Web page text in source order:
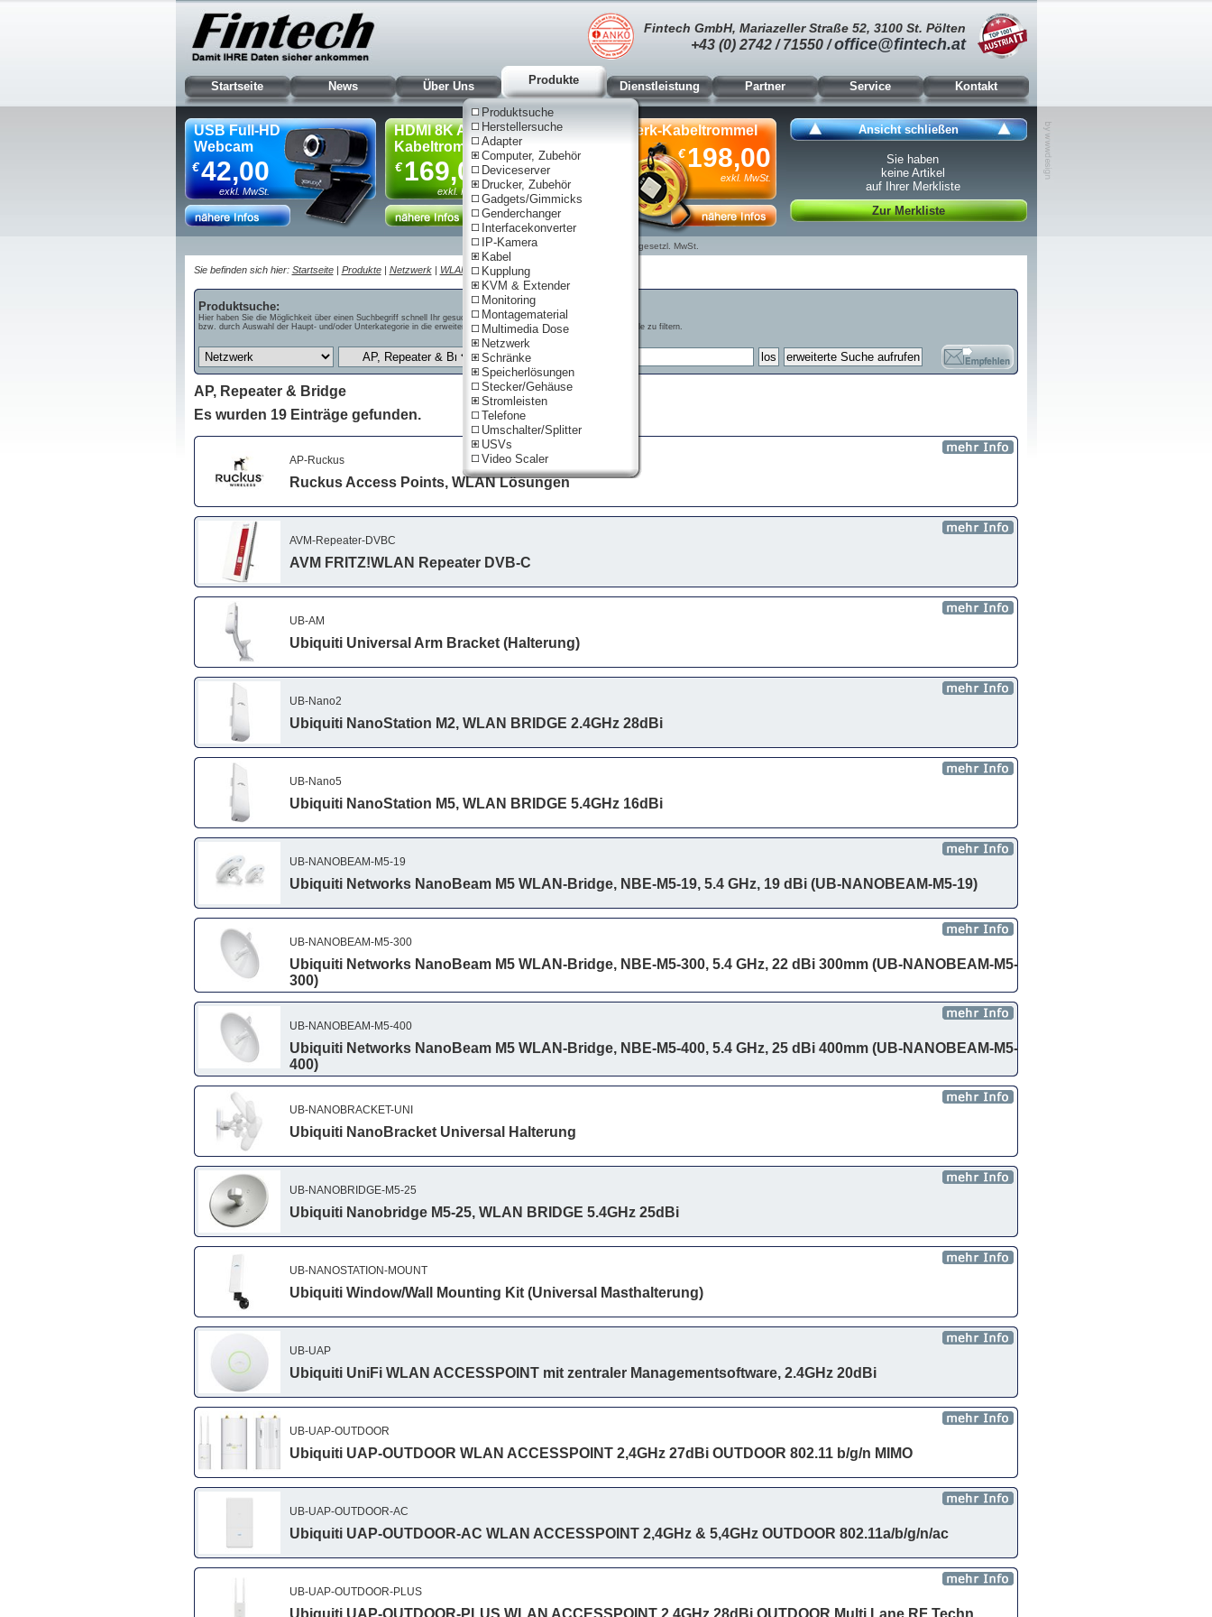
Fintech GmbH, Mariazeller Straße 52, 3100 St. Pölten
+43 (0) 2742 / 71550 /office@fintech.at
Startseite News Über Uns Produkte
Produktsuche
Herstellersuche
Adapter
Computer, Zubehör
Deviceserver
Drucker, Zubehör
Gadgets/Gimmicks
Genderchanger
Interfacekonverter
IP-Kamera
Kabel
Kupplung
KVM & Extender
Monitoring
Montagematerial
Multimedia Dose
Netzwerk
Schränke
Speicherlösungen
Stecker/Gehäuse
Stromleisten
Telefone
Umschalter/Splitter
USVs
Video Scaler
Dienstleistung Partner Service Kontakt
USB Full-HD
Webcam
42,00
€
exkl. MwSt.
HDMI 8K AOC
Kabeltrommel, 90m
169,00
€
exkl. MwSt.
Netzwerk-Kabeltrommel
198,00
€
exkl. MwSt.
Ansicht schließen
Sie haben
keine Artikel
auf Ihrer Merkliste
Zur Merkliste
Nur für Gewerbe. Preise zzgl. gesetzl. MwSt.
Sie befinden sich hier: Startseite| Produkte| Netzwerk| WLAN | AP, Repeater & Bridge
Produktsuche:
Hier haben Sie die Möglichkeit über einen Suchbegriff schnell Ihr gesuchtes Produkt zu finden
bzw. durch Auswahl der Haupt- und/oder Unterkategorie in die erweiterte Suche zu gelangen, um bestimmte Merkmale zu filtern.
AP, Repeater & Bridge
Es wurden 19 Einträge gefunden.
AP-Ruckus
Ruckus Access Points, WLAN Lösungen
AVM-Repeater-DVBC
AVM FRITZ!WLAN Repeater DVB-C
UB-AM
Ubiquiti Universal Arm Bracket (Halterung)
UB-Nano2
Ubiquiti NanoStation M2, WLAN BRIDGE 2.4GHz 28dBi
UB-Nano5
Ubiquiti NanoStation M5, WLAN BRIDGE 5.4GHz 16dBi
UB-NANOBEAM-M5-19
Ubiquiti Networks NanoBeam M5 WLAN-Bridge, NBE-M5-19, 5.4 GHz, 19 dBi (UB-NANOBEAM-M5-19)
UB-NANOBEAM-M5-300
Ubiquiti Networks NanoBeam M5 WLAN-Bridge, NBE-M5-300, 5.4 GHz, 22 dBi 300mm (UB-NANOBEAM-M5-
300)
UB-NANOBEAM-M5-400
Ubiquiti Networks NanoBeam M5 WLAN-Bridge, NBE-M5-400, 5.4 GHz, 25 dBi 400mm (UB-NANOBEAM-M5-
400)
UB-NANOBRACKET-UNI
Ubiquiti NanoBracket Universal Halterung
UB-NANOBRIDGE-M5-25
Ubiquiti Nanobridge M5-25, WLAN BRIDGE 5.4GHz 25dBi
UB-NANOSTATION-MOUNT
Ubiquiti Window/Wall Mounting Kit (Universal Masthalterung)
UB-UAP
Ubiquiti UniFi WLAN ACCESSPOINT mit zentraler Managementsoftware, 2.4GHz 20dBi
UB-UAP-OUTDOOR
Ubiquiti UAP-OUTDOOR WLAN ACCESSPOINT 2,4GHz 27dBi OUTDOOR 802.11 b/g/n MIMO
UB-UAP-OUTDOOR-AC
Ubiquiti UAP-OUTDOOR-AC WLAN ACCESSPOINT 2,4GHz & 5,4GHz OUTDOOR 802.11a/b/g/n/ac
UB-UAP-OUTDOOR-PLUS
Ubiquiti UAP-OUTDOOR-PLUS WLAN ACCESSPOINT 2,4GHz 28dBi OUTDOOR Multi Lane RF Techn.